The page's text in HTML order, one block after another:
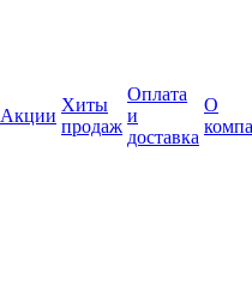
Акции
Хиты
продаж
Оплата
и
доставка
О